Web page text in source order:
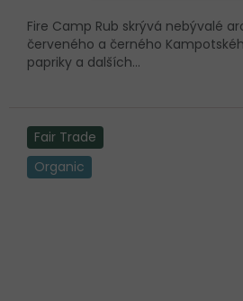
Fire Camp Rub skrývá nebývalé
červeného a černého
papriky a dalších...
Fair Trade
Organic